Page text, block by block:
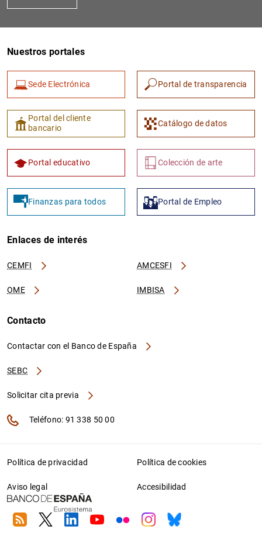
Nuestros portales
Sede Electrónica Portal de transparencia
Portal del cliente
bancario
Catálogo de datos
Portal educativo Colección de arte
Finanzas para todos Portal de Empleo
Enlaces de interés
CEMFI AMCESFI
OME IMBISA
Contacto
Contactar con el Banco de España
SEBC
Solicitar cita previa
Teléfono: 91 338 50 00
Política de privacidad Política de cookies
Aviso legal Accesibilidad
RSS TwitterLinkedin
YoutubeFlickrInstagram
Bluesky